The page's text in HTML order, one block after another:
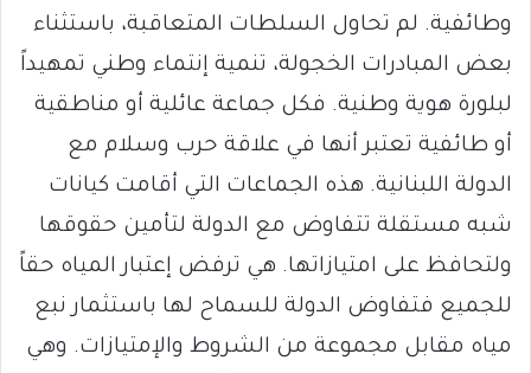
وطائفية. لم تحاول السلطات المتعاقبة، باستثناء
بعض المبادرات الخجولة، تنمية إنتماء وطني تمهيداً
لبلورة هوية وطنية. فكل جماعة عائلية أو مناطقية
أو طائفية تعتبر أنها في علاقة حرب وسلام مع
الدولة اللبنانية. هذه الجماعات التي أقامت كيانات
شبه مستقلة تتفاوض مع الدولة لتأمين حقوقها
ولتحافظ على امتيازاتها. هي ترفض إعتبار المياه حقاً
للجميع فتفاوض الدولة للسماح لها باستثمار نبع
مياه مقابل مجموعة من الشروط والإمتيازات. وهي